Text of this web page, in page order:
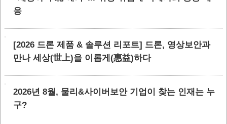
응
[2026 드론 제품 & 솔루션 리포트] 드론, 영상보안과
만나 세상(世上)을 이롭게(惠益)하다
2026년 8월, 물리&사이버보안 기업이 찾는 인재는 누
구?